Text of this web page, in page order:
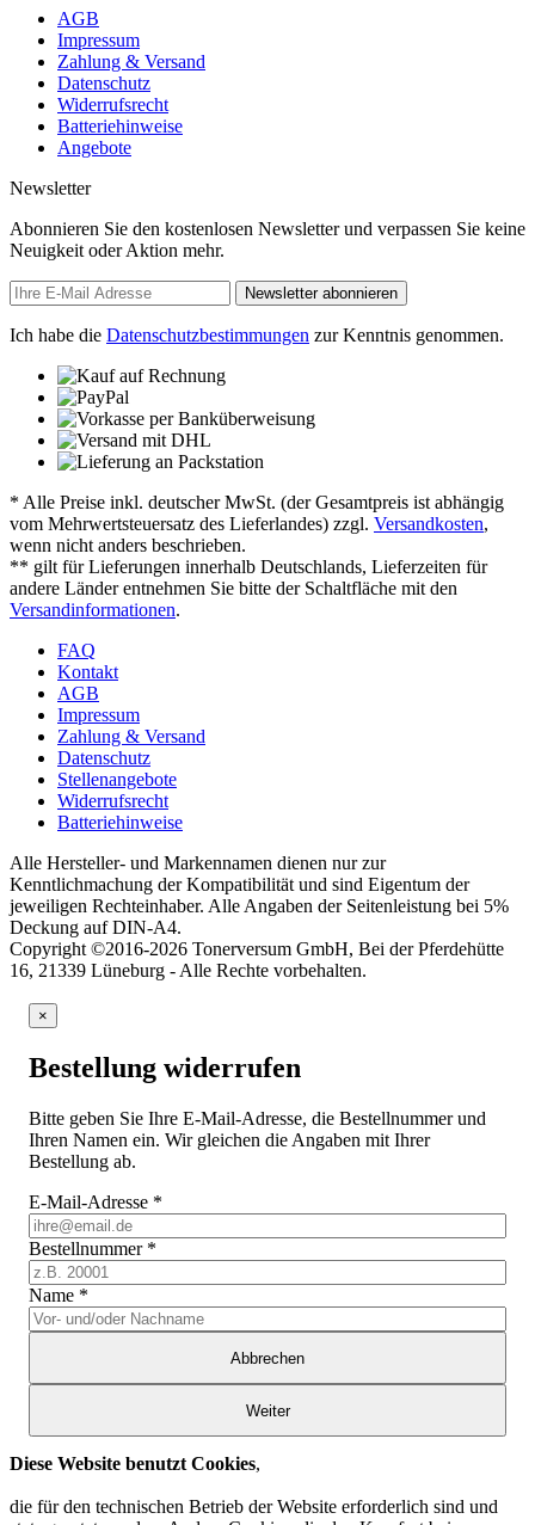
AGB
Impressum
Zahlung & Versand
Datenschutz
Widerrufsrecht
Batteriehinweise
Angebote
Newsletter
Abonnieren Sie den kostenlosen Newsletter und verpassen Sie keine
Neuigkeit oder Aktion mehr.
Newsletter abonnieren
Ich habe die Datenschutzbestimmungen zur Kenntnis genommen.
* Alle Preise inkl. deutscher MwSt. (der Gesamtpreis ist abhängig
vom Mehrwertsteuersatz des Lieferlandes) zzgl. Versandkosten,
wenn nicht anders beschrieben.
** gilt für Lieferungen innerhalb Deutschlands, Lieferzeiten für
andere Länder entnehmen Sie bitte der Schaltfläche mit den
Versandinformationen.
FAQ
Kontakt
AGB
Impressum
Zahlung & Versand
Datenschutz
Stellenangebote
Widerrufsrecht
Batteriehinweise
Alle Hersteller- und Markennamen dienen nur zur
Kenntlichmachung der Kompatibilität und sind Eigentum der
jeweiligen Rechteinhaber. Alle Angaben der Seitenleistung bei 5%
Deckung auf DIN-A4.
Copyright ©2016-2026 Tonerversum GmbH, Bei der Pferdehütte
16, 21339 Lüneburg - Alle Rechte vorbehalten.
×
Bestellung widerrufen
Bitte geben Sie Ihre E-Mail-Adresse, die Bestellnummer und
Ihren Namen ein. Wir gleichen die Angaben mit Ihrer
Bestellung ab.
E-Mail-Adresse *
Bestellnummer *
Name *
Abbrechen
Weiter
Diese Website benutzt Cookies,
die für den technischen Betrieb der Website erforderlich sind und